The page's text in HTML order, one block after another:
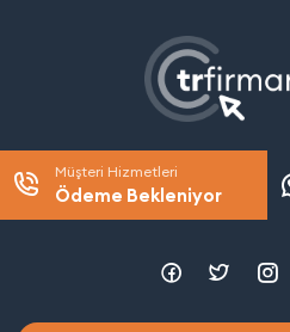
Müşteri Hizmetleri
Ödeme Bekleniyor